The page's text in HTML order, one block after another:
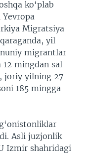
ko‘plab
Migratsiya
yil
migrantlar
mingdan sal
joriy yilning 27-
185 mingga
Asli juzjonlik
Izmir shahridagi